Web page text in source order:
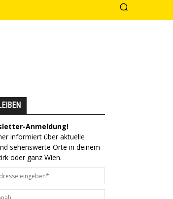
Anmeldung!
informiert über aktuelle
sehenswerte Orte in deinem
oder ganz Wien.